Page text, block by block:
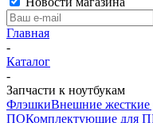
Главная
-
Каталог
-
Запчасти к ноутбукам
ФлэшкиВнешние жесткие
ПОКомплектующие для